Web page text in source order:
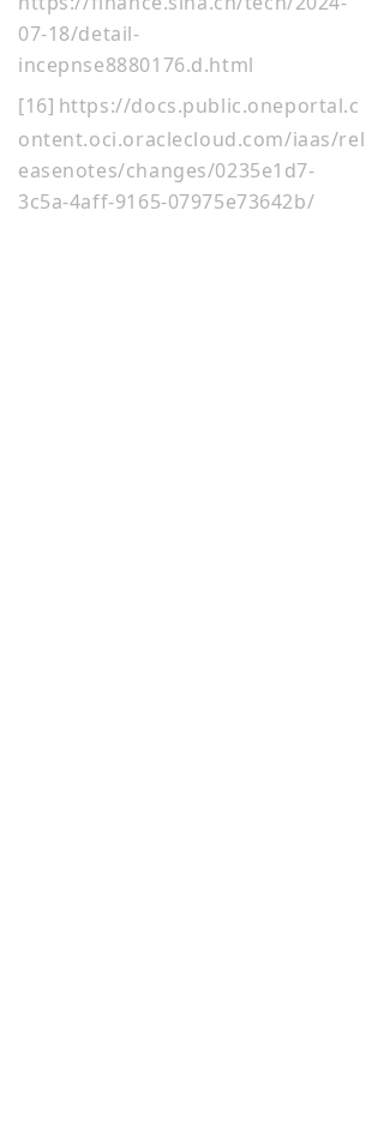
07-18/detail-
incepnse8880176.d.html
[16] https://docs.public.oneportal.c
ontent.oci.oraclecloud.com/iaas/rel
easenotes/changes/0235e1d7-
3c5a-4aff-9165-07975e73642b/